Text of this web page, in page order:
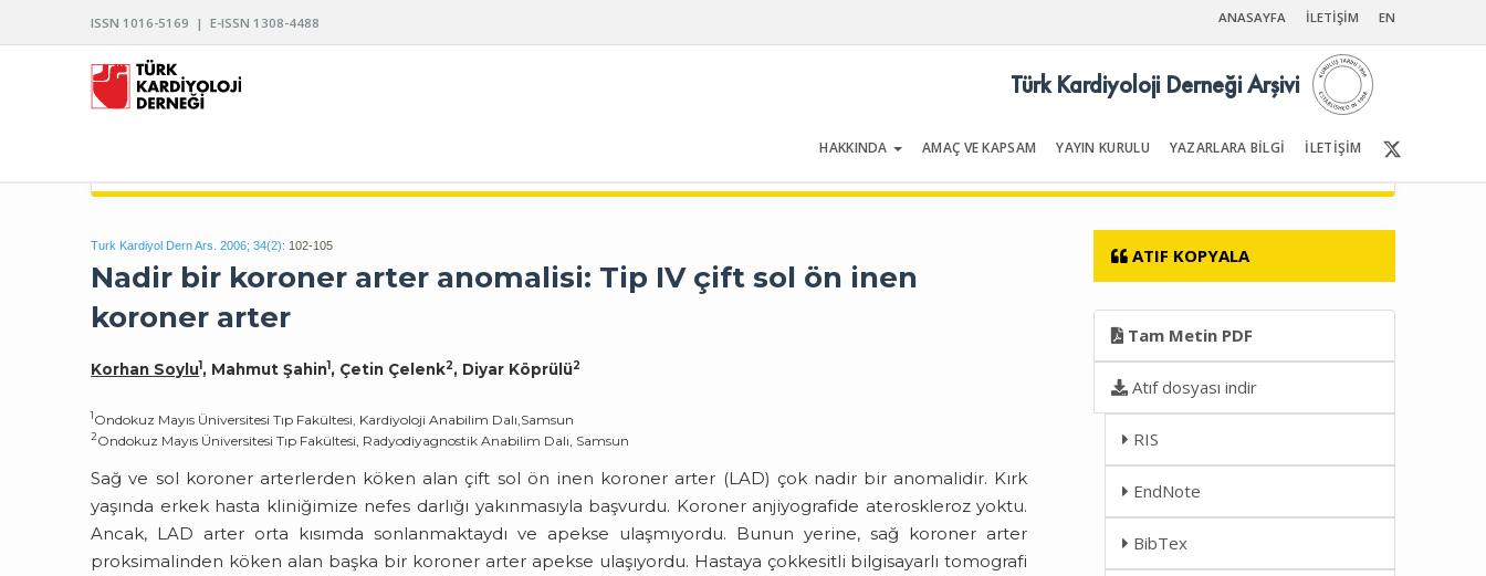
ISSN 1016-5169 | E-ISSN 1308-4488 ANASAYFA İLETİŞİM EN
HAKKINDA AMAÇ VE KAPSAM YAYIN KURULU YAZARLARA BİLGİ İLETİŞİM
Türk Kardiyoloji Derneği Arşivi
Turk Kardiyol Dern Ars. 2006; 34(2): 102-105
Nadir bir koroner arter anomalisi: Tip IV çift sol ön inen
koroner arter
Korhan Soylu1, Mahmut Şahin1, Çetin Çelenk2, Diyar Köprülü2
1Ondokuz Mayıs Üniversitesi Tıp Fakültesi, Kardiyoloji Anabilim Dalı,Samsun
2Ondokuz Mayıs Üniversitesi Tıp Fakültesi, Radyodiyagnostik Anabilim Dalı, Samsun
Sağ ve sol koroner arterlerden köken alan çift sol ön inen koroner arter (LAD) çok nadir bir anomalidir. Kırk
yaşında erkek hasta kliniğimize nefes darlığı yakınmasıyla başvurdu. Koroner anjiyografide ateroskleroz yoktu.
Ancak, LAD arter orta kısımda sonlanmaktaydı ve apekse ulaşmıyordu. Bunun yerine, sağ koroner arter
proksimalinden köken alan başka bir koroner arter apekse ulaşıyordu. Hastaya çokkesitli bilgisayarlı tomografi
ATIF KOPYALA
Tam Metin PDF
Atıf dosyası indir
RIS
EndNote
BibTex